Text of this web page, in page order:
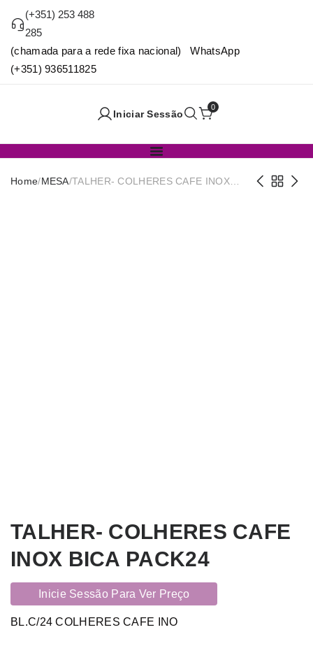
(+351) 253 488
285
(chamada para a rede fixa nacional) WhatsApp
(+351) 936511825
Iniciar Sessão
0
Home/MESA/TALHER- COLHERES CAFE INOX
TALHER- COLHERES CAFE
INOX BICA PACK24
Inicie Sessão Para Ver Preço
BL.C/24 COLHERES CAFE INO